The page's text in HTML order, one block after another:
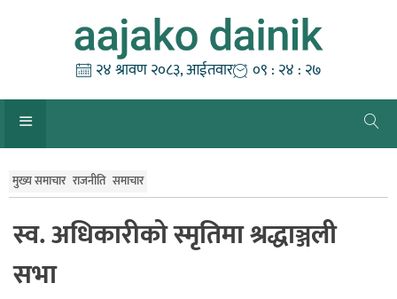
२४ श्रावण २०८३, आईतवार ०९ : २४ : २८
मुख्य समाचार राजनीति समाचार
स्व. अधिकारीको स्मृतिमा श्रद्धाञ्जली
सभा